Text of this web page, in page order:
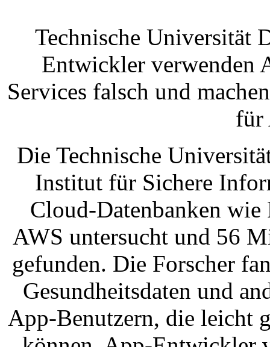
Technische Universität
Entwickler verwenden
Services falsch und
für
Die Technische
Institut für Sichere
Cloud-Datenbanken wie
AWS untersucht und 56
gefunden. Die Forscher
Gesundheitsdaten und
App-Benutzern, die leicht